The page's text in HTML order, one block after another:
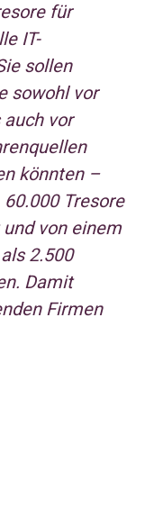
für
IT-
sollen
sowohl vor
vor
könnten –
Tresore
von einem
2.500
Damit
Firmen